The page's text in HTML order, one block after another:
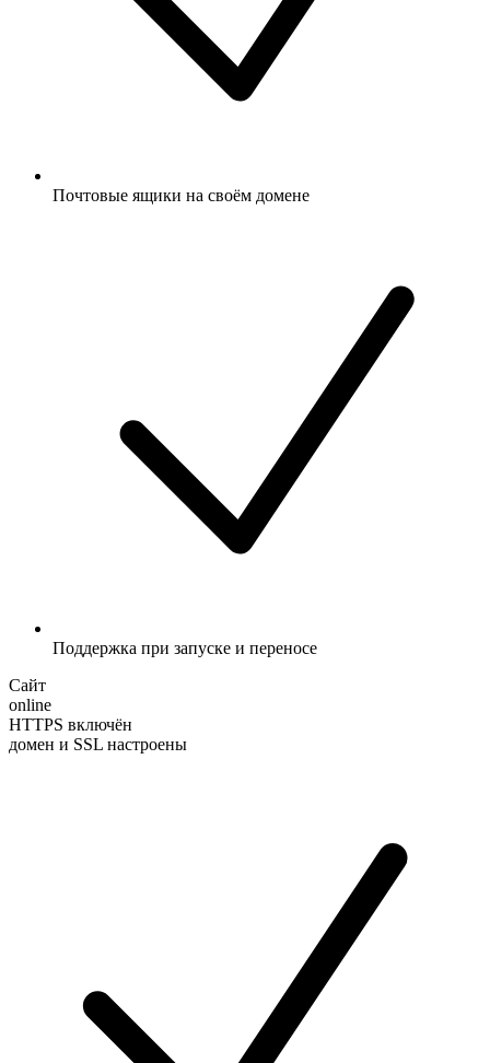
Почтовые ящики на своём домене
Поддержка при запуске и переносе
Сайт
online
HTTPS включён
домен и SSL настроены